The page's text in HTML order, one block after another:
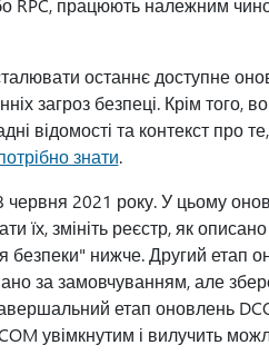
RPC, працюють належним
останнє доступне
загроз безпеці. Крім того,
відомості та контекст про
знати.
2021 року. У цьому
їх, змініть реєстр, як
безпеки" нижче. Другий етап
за замовчуванням, але
етап оновлень
увімкнутим і вилучить